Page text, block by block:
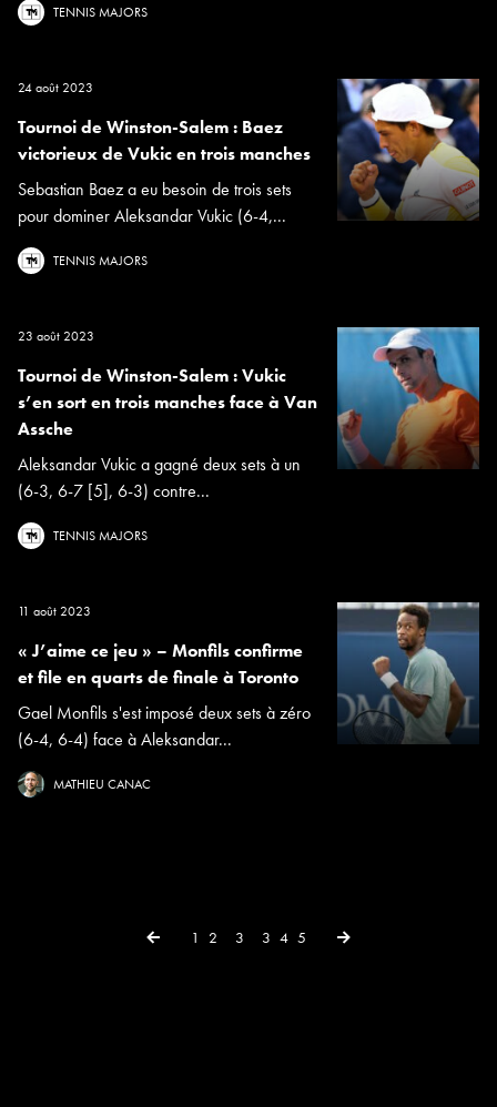
TENNIS MAJORS
24 août 2023
Tournoi de Winston-Salem : Baez
victorieux de Vukic en trois manches
Sebastian Baez a eu besoin de trois sets
pour dominer Aleksandar Vukic (6-4,...
TENNIS MAJORS
23 août 2023
Tournoi de Winston-Salem : Vukic
s’en sort en trois manches face à Van
Assche
Aleksandar Vukic a gagné deux sets à un
(6-3, 6-7 [5], 6-3) contre...
TENNIS MAJORS
11 août 2023
« J’aime ce jeu » – Monfils confirme
et file en quarts de finale à Toronto
Gael Monfils s'est imposé deux sets à zéro
(6-4, 6-4) face à Aleksandar...
MATHIEU CANAC
← Previous
1 2 3 3 4 5 Next →